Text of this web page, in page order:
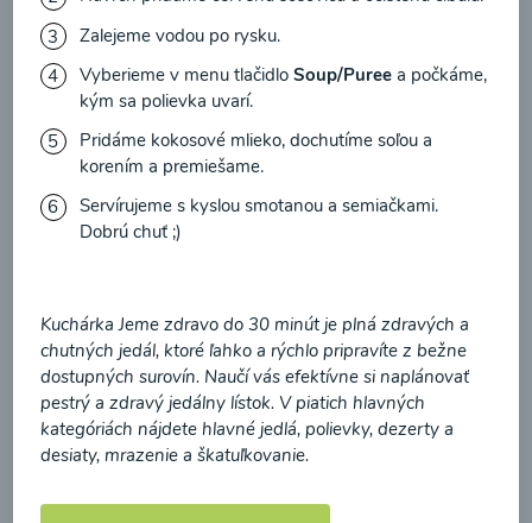
Načítať ďalšie
Polievky mixované
Zalejeme vodou po rysku.
Vyberieme v menu tlačidloSoup/Puree a počkáme,
kým sa polievka uvarí.
Pridáme kokosové mlieko, dochutíme soľou a
korením a premiešame.
Servírujeme s kyslou smotanou a semiačkami.
Dobrú chuť ;)
Kuchárka Jeme zdravo do 30 minút je plná zdravých a
chutných jedál, ktoré ľahko a rýchlo pripravíte z bežne
dostupných surovín. Naučí vás efektívne si naplánovať
pestrý a zdravý jedálny lístok. V piatich hlavných
kategóriách nájdete hlavné jedlá, polievky, dezerty a
desiaty, mrazenie a škatuľkovanie.